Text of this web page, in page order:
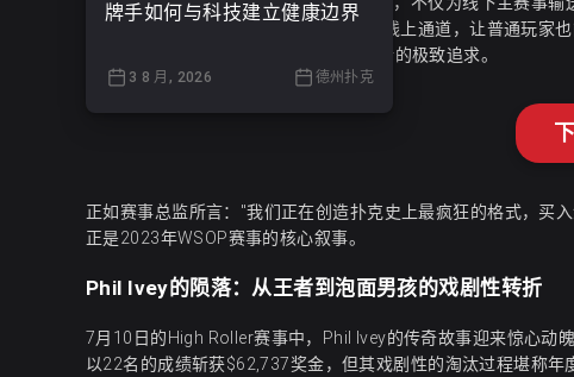
值得关注的是，Bet365 Poker提供的€2线上通道，让普通玩家
这场数字盛宴背后，是扑克界对赛事创新的极致追求。
正如赛事总监所言："我们正在创造扑克史上最疯狂的格式，买
正是2023年WSOP赛事的核心叙事。
Phil Ivey的陨落：从王者到泡面男孩的戏剧性转折
7月10日的High Roller赛事中，Phil Ivey的传奇故事迎来惊心动
以22名的成绩斩获$62,737奖金，但其戏剧性的淘汰过程堪称年
牌手如何与科技建立健康边界
3 8 月, 2026 德州扑克